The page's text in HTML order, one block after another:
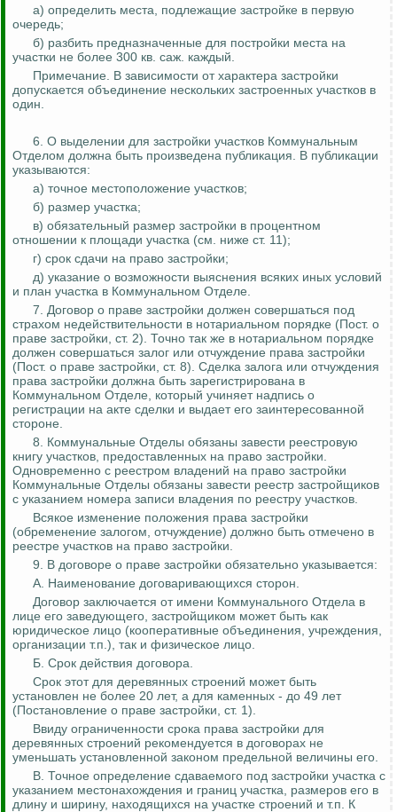
а) определить места, подлежащие застройке в первую
очередь;
б) разбить предназначенные для постройки места на
участки не более 300 кв. саж. каждый.
Примечание. В зависимости от характера застройки
допускается объединение нескольких застроенных участков в
один.
6. О выделении для застройки участков Коммунальным
Отделом должна быть произведена публикация. В публикации
указываются:
а) точное местоположение участков;
б) размер участка;
в) обязательный размер застройки в процентном
отношении к площади участка (см. ниже ст. 11);
г) срок сдачи на право застройки;
д) указание о возможности выяснения всяких иных условий
и план участка в Коммунальном Отделе.
7. Договор о праве застройки должен совершаться под
страхом недействительности в нотариальном порядке (Пост. о
праве застройки, ст. 2). Точно так же в нотариальном порядке
должен совершаться залог или отчуждение права застройки
(Пост. о праве застройки, ст. 8). Сделка залога или отчуждения
права застройки должна быть зарегистрирована в
Коммунальном Отделе, который учиняет надпись о
регистрации на акте сделки и выдает его заинтересованной
стороне.
8. Коммунальные Отделы обязаны завести реестровую
книгу участков, предоставленных на право застройки.
Одновременно с реестром владений на право застройки
Коммунальные Отделы обязаны завести реестр застройщиков
с указанием номера записи владения по реестру участков.
Всякое изменение положения права застройки
(обременение залогом, отчуждение) должно быть отмечено в
реестре участков на право застройки.
9. В договоре о праве застройки обязательно указывается:
А. Наименование договаривающихся сторон.
Договор заключается от имени Коммунального Отдела в
лице его заведующего, застройщиком может быть как
юридическое лицо (кооперативные объединения, учреждения,
организации т.п.), так и физическое лицо.
Б. Срок действия договора.
Срок этот для деревянных строений может быть
установлен не более 20 лет, а для каменных - до 49 лет
(Постановление о праве застройки, ст. 1).
Ввиду ограниченности срока права застройки для
деревянных строений рекомендуется в договорах не
уменьшать установленной законом предельной величины его.
В. Точное определение сдаваемого под застройки участка с
указанием местонахождения и границ участка, размеров его в
длину и ширину, находящихся на участке строений и т.п. К